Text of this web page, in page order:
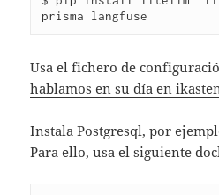
prisma langfuse
Usa el fichero de
hablamos en su día en
Instala Postgresql, por
Para ello, usa el siguiente